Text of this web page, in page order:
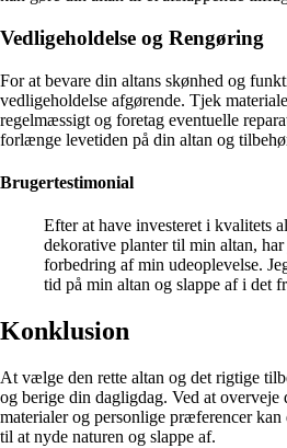
Vedligeholdelse og Rengøring
For at bevare din altans skønhed og
vedligeholdelse afgørende. Tjek
regelmæssigt og foretag eventuelle
forlænge levetiden på din altan og
Brugertestimonial
Efter at have investeret i kvalitets
dekorative planter til min altan,
forbedring af min udeoplevelse.
tid på min altan og slappe af i det
Konklusion
At vælge den rette altan og det rigtige
og berige din dagligdag. Ved at overveje
materialer og personlige præferencer
til at nyde naturen og slappe af.